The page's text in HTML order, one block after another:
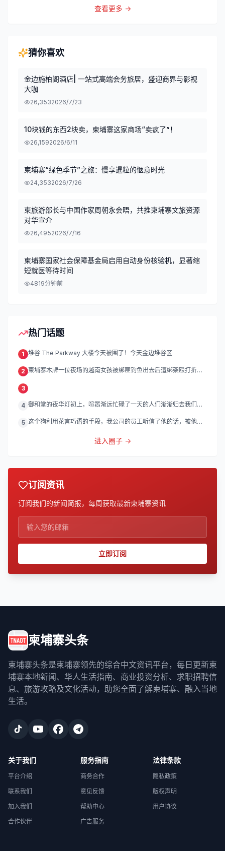
查看更多 →
猜你喜欢
金边施柏阁酒店| 一站式高端会务旅居，盛迎商界与影视
大咖
26,3532026/7/23
10块钱的东西2块卖，柬埔寨这家商场“卖疯了”！
26,1592026/6/11
柬埔寨“绿色季节”之旅：慢享暹粒的惬意时光
24,3532026/7/26
柬旅游部长与中国作家周朝永会晤，共推柬埔寨文旅资源
对华宣介
26,4952026/7/16
柬埔寨国家社会保障基金局启用自动身份核验机，显著缩
短就医等待时间
4819分钟前
热门话题
1 堆谷 The Parkway 大楼今天被围了！今天金边堆谷区
2 柬埔寨木牌一位夜场的越南女孩被绑匪钓鱼出去后遭绑架殴打折
3
4 御和堂的夜华灯初上，喧嚣渐远忙碌了一天的人们渐渐归去我们的
5 这个狗利用花言巧语的手段，我公司的员工听信了他的话，被他带
进入圈子 →
订阅资讯
订阅我们的新闻简报，每周获取最新柬埔寨资讯
立即订阅
柬埔寨头条
柬埔寨头条是柬埔寨领先的综合中文资讯平台，每日更新柬
埔寨本地新闻、华人生活指南、商业投资分析、求职招聘信
息、旅游攻略及文化活动，助您全面了解柬埔寨、融入当地
生活。
关于我们
平台介绍
联系我们
加入我们
合作伙伴
服务指南
商务合作
意见反馈
帮助中心
广告服务
法律条款
隐私政策
版权声明
用户协议